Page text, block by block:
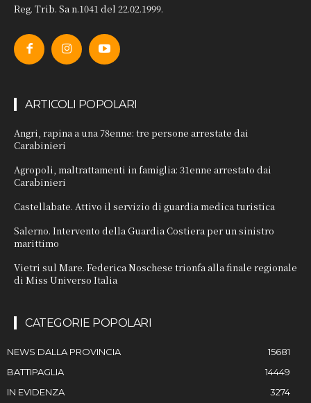
Reg. Trib. Sa n.1041 del 22.02.1999.
ARTICOLI POPOLARI
Angri, rapina a una 78enne: tre persone arrestate dai
Carabinieri
Agropoli, maltrattamenti in famiglia: 31enne arrestato dai
Carabinieri
Castellabate. Attivo il servizio di guardia medica turistica
Salerno. Intervento della Guardia Costiera per un sinistro
marittimo
Vietri sul Mare. Federica Noschese trionfa alla finale regionale
di Miss Universo Italia
CATEGORIE POPOLARI
NEWS DALLA PROVINCIA
15681
BATTIPAGLIA
14449
IN EVIDENZA
3274